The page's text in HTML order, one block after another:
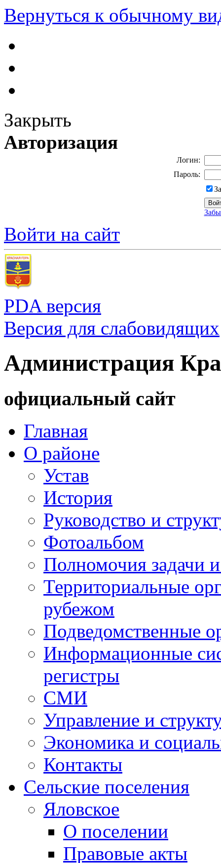
Вернуться к обычному
Закрыть
Авторизация
Логин:
Пароль:
Войти на сайт
PDA версия
Версия для слабовидящих
Администрация
официальный сайт
Главная
О районе
Устав
История
Руководство и
Фотоальбом
Полномочия задачи
Территориальные
рубежом
Подведомственные
Информационные
регистры
СМИ
Управление и
Экономика и
Контакты
Сельские поселения
Яловское
О поселении
Правовые акты